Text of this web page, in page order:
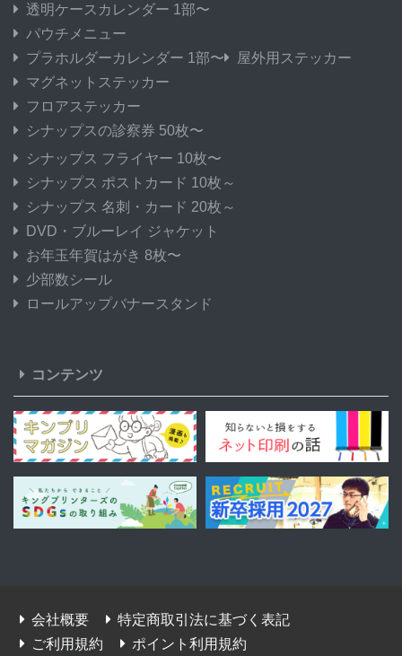
透明ケースカレンダー 1部〜
パウチメニュー
プラホルダーカレンダー 1部〜
屋外用ステッカー
マグネットステッカー
フロアステッカー
シナップスの診察券 50枚〜
シナップス フライヤー 10枚〜
シナップス ポストカード 10枚～
シナップス 名刺・カード 20枚～
DVD・ブルーレイ ジャケット
お年玉年賀はがき 8枚〜
少部数シール
ロールアップバナースタンド
コンテンツ
会社概要
特定商取引法に基づく表記
ご利用規約
ポイント利用規約